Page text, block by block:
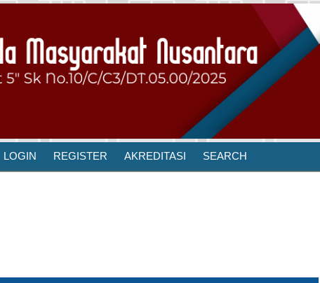
LOGIN REGISTER AKREDITASI SEARCH